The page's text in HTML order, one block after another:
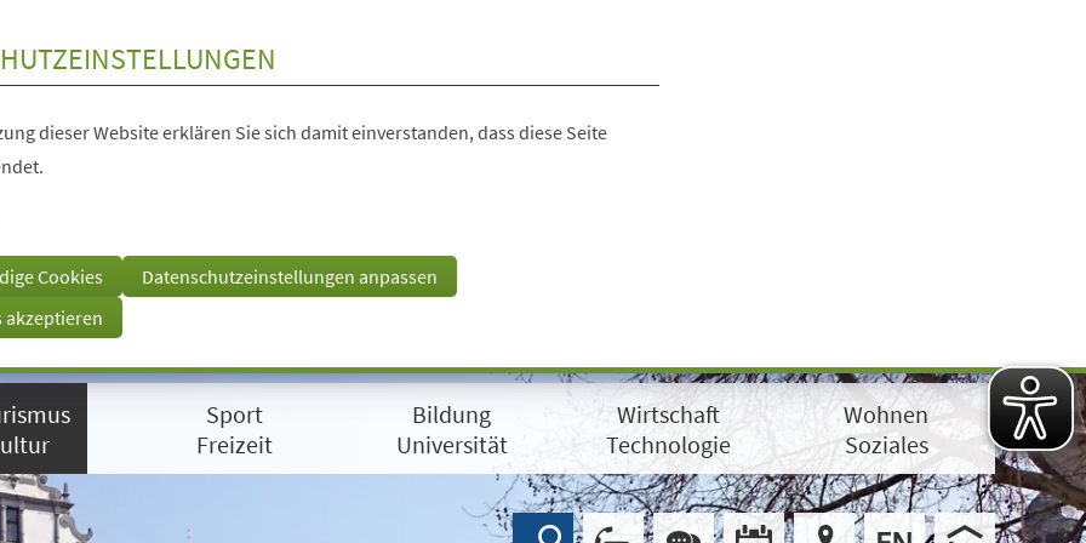
dieser Website erklären Sie sich damit einverstanden, dass diese Seite
Cookies
Datenschutzeinstellungen anpassen
akzeptieren
Sport
Freizeit
Bildung
Universität
Wirtschaft
Technologie
Wohnen
Soziales